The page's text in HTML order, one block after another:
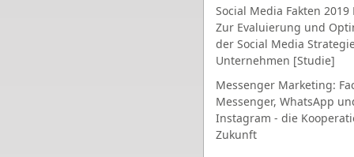
Social Media Fakten 2019
Zur Evaluierung und
der Social Media
Unternehmen [Studie]
Messenger Marketing:
Messenger, WhatsApp
Instagram - die
Zukunft